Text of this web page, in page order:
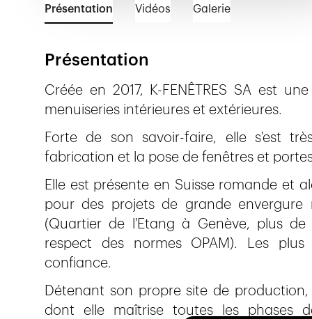
Présentation Vidéos Galerie
Présentation
Créée en 2017, K-FENÊTRES SA est
menuiseries intérieures et extérieures.
Forte de son savoir-faire, elle s'est
fabrication et la pose de fenêtres et
Elle est présente en Suisse romande et
pour des projets de grande
(Quartier de l'Etang à Genève, plus
respect des normes OPAM). Les
confiance.
Détenant son propre site de
dont elle maîtrise toutes les phases